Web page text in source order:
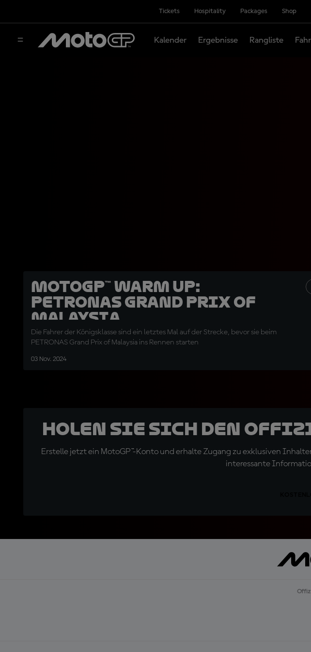
Tickets Hospitality Packages Shop
Kalender Ergebnisse Rangliste
MotoGP™ Warm Up:
PETRONAS Grand Prix of
Malaysia
Die Fahrer der Königsklasse sind ein letztes Mal auf der Strecke, bevor sie beim
PETRONAS Grand Prix of Malaysia ins Rennen starten
03 Nov. 2024
Holen Sie sich den
Erstelle jetzt ein MotoGP™-Konto und erhalte Zugang zu exklusiven
interessante